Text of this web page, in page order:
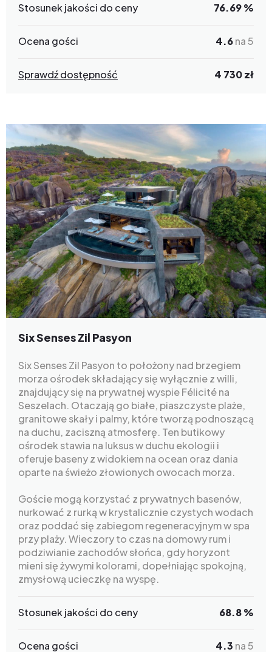
Stosunek jakości do ceny 76.69 %
Ocena gości 4.6na 5
Sprawdź dostępność 4 730 zł
Six Senses Zil Pasyon
Six Senses Zil Pasyon to położony nad brzegiem
morza ośrodek składający się wyłącznie z willi,
znajdujący się na prywatnej wyspie Félicité na
Seszelach. Otaczają go białe, piaszczyste plaże,
granitowe skały i palmy, które tworzą podnoszącą
na duchu, zaciszną atmosferę. Ten butikowy
ośrodek stawia na luksus w duchu ekologii i
oferuje baseny z widokiem na ocean oraz dania
oparte na świeżo złowionych owocach morza.
Goście mogą korzystać z prywatnych basenów,
nurkować z rurką w krystalicznie czystych wodach
oraz poddać się zabiegom regeneracyjnym w spa
przy plaży. Wieczory to czas na domowy rum i
podziwianie zachodów słońca, gdy horyzont
mieni się żywymi kolorami, dopełniając spokojną,
zmysłową ucieczkę na wyspę.
Stosunek jakości do ceny 68.8 %
Ocena gości 4.3 na 5